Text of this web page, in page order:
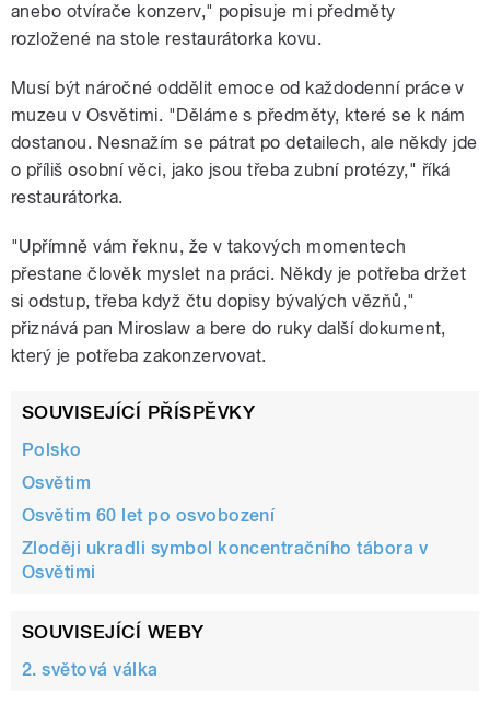
anebo otvírače konzerv," popisuje mi předměty
rozložené na stole restaurátorka kovu.
Musí být náročné oddělit emoce od každodenní práce v
muzeu v Osvětimi. "Děláme s předměty, které se k nám
dostanou. Nesnažím se pátrat po detailech, ale někdy jde
o příliš osobní věci, jako jsou třeba zubní protézy," říká
restaurátorka.
"Upřímně vám řeknu, že v takových momentech
přestane člověk myslet na práci. Někdy je potřeba držet
si odstup, třeba když čtu dopisy bývalých vězňů,"
přiznává pan Miroslaw a bere do ruky další dokument,
který je potřeba zakonzervovat.
SOUVISEJÍCÍ PŘÍSPĚVKY
Polsko
Osvětim
Osvětim 60 let po osvobození
Zloději ukradli symbol koncentračního tábora v
Osvětimi
SOUVISEJÍCÍ WEBY
2. světová válka